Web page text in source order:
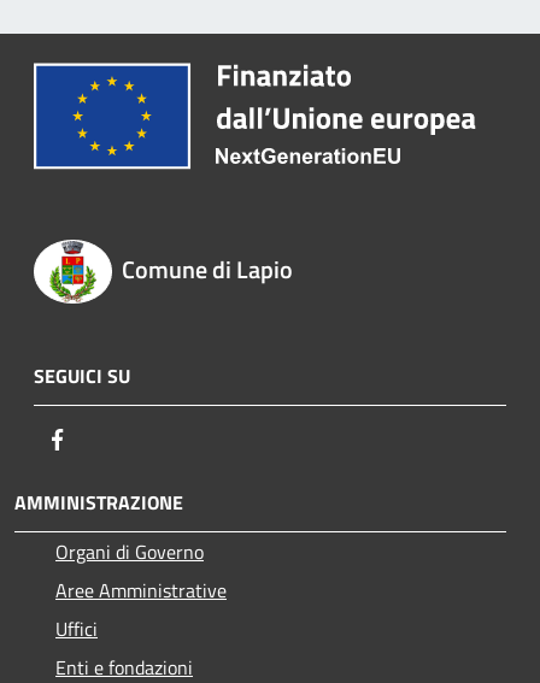
Comune di Lapio
SEGUICI SU
AMMINISTRAZIONE
Organi di Governo
Aree Amministrative
Uffici
Enti e fondazioni